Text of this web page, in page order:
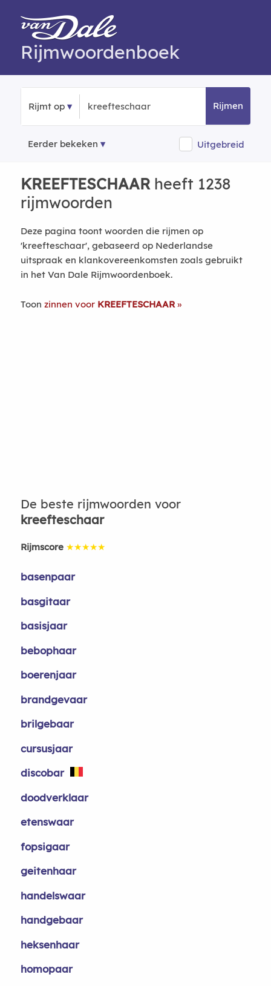
Rijmwoordenboek
Rijmt op Rijmen
Eerder bekeken Uitgebreid
KREEFTESCHAARheeft 1238
rijmwoorden
Deze pagina toont woorden die rijmen op
'kreefteschaar', gebaseerd op Nederlandse
uitspraak en klankovereenkomsten zoals gebruikt
in het Van Dale Rijmwoordenboek.
Toon zinnen voor KREEFTESCHAAR
De beste rijmwoorden voor
kreefteschaar
Rijmscore ★★★★★
basenpaar
basgitaar
basisjaar
bebophaar
boerenjaar
brandgevaar
brilgebaar
cursusjaar
discobar
doodverklaar
etenswaar
fopsigaar
geitenhaar
handelswaar
handgebaar
heksenhaar
homopaar